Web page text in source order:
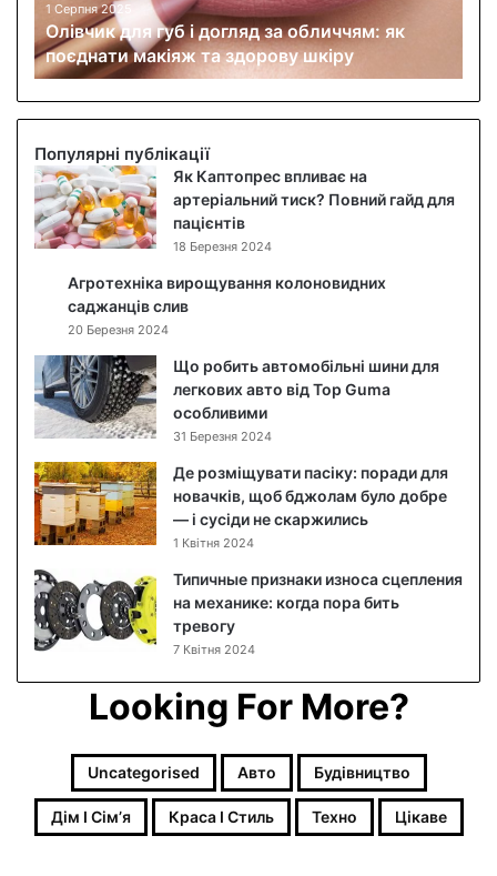
я
г
у
б
і
д
о
г
л
о
б
л
и
ч
я
м
:
я
к
п
о
д
м
1 Серпня 2025
Олівчик для губ і догляд за обличчям: як
поєднати макіяж та здорову шкіру
Популярні публікації
Як Каптопрес впливає на
артеріальний тиск? Повний гайд для
пацієнтів
18 Березня 2024
Агротехніка вирощування колоновидних
саджанців слив
20 Березня 2024
Що робить автомобільні шини для
легкових авто від Top Guma
особливими
31 Березня 2024
Де розміщувати пасіку: поради для
новачків, щоб бджолам було добре
— і сусіди не скаржились
1 Квітня 2024
Типичные признаки износа сцепления
на механике: когда пора бить
тревогу
7 Квітня 2024
Looking For More?
Uncategorised Авто Будівництво
Дім І Сімʼя Краса І Стиль Техно Цікаве